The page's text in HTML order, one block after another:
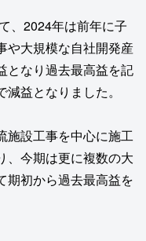
、2024年は前年に子
や大規模な自社開発産
となり過去最高益を記
益となりました。
施設工事を中心に施工
、今期は更に複数の大
期初から過去最高益を